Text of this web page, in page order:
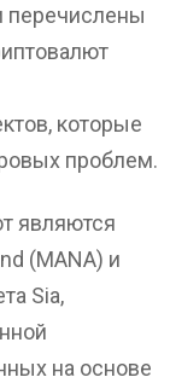
перечислены
которые
проблем.
являются
(MANA) и
Sia,
на основе